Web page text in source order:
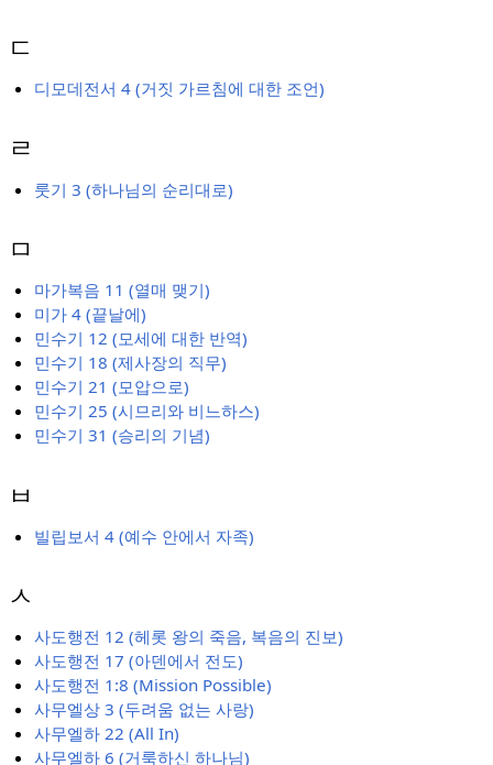
ㄷ
디모데전서 4 (거짓 가르침에 대한 조언)
ㄹ
룻기 3 (하나님의 순리대로)
ㅁ
마가복음 11 (열매 맺기)
미가 4 (끝날에)
민수기 12 (모세에 대한 반역)
민수기 18 (제사장의 직무)
민수기 21 (모압으로)
민수기 25 (시므리와 비느하스)
민수기 31 (승리의 기념)
ㅂ
빌립보서 4 (예수 안에서 자족)
ㅅ
사도행전 12 (헤롯 왕의 죽음, 복음의 진보)
사도행전 17 (아덴에서 전도)
사도행전 1:8 (Mission Possible)
사무엘상 3 (두려움 없는 사랑)
사무엘하 22 (All In)
사무엘하 6 (거룩하신 하나님)